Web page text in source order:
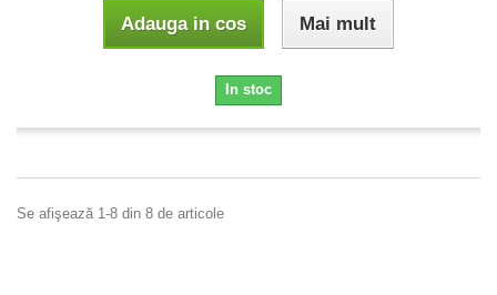
Adauga in cos Mai mult
In stoc
Se afişează 1-8 din 8 de articole